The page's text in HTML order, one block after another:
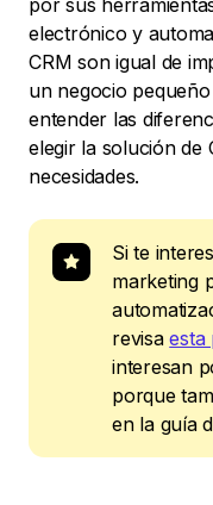
por sus
electrónico y
CRM son igual de
un negocio
entender las
elegir la solución de
necesidades.
Si te
marketing
revisaesta
interesan
porque
en la guía